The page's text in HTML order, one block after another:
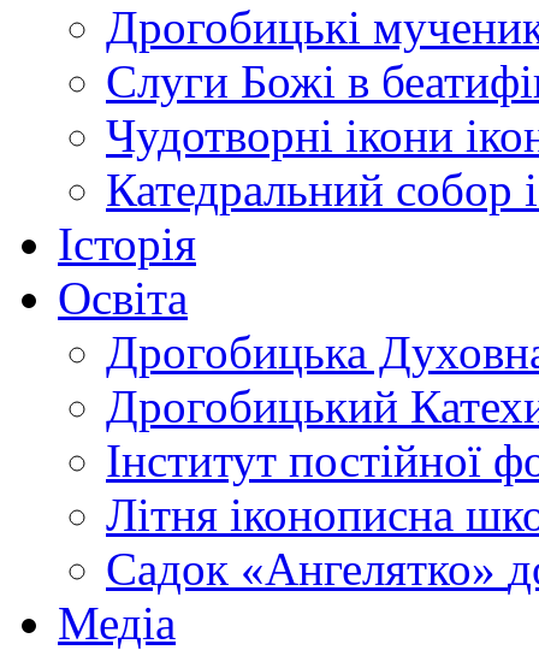
Дрогобицькі
Слуги Божі в
Чудотворні ікони
Катедральний собор
Історія
Освіта
Дрогобицька
Дрогобицький
Інститут постійної
Літня іконописна
Садок «Ангелятко»
Медіа